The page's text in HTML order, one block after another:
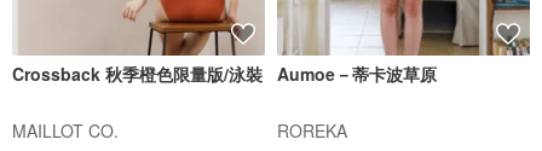
Crossback 秋季橙色限量版/泳裝
MAILLOT CO.
Aumoe－蒂卡波草原
ROREKA